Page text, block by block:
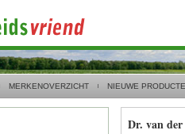
MERKENOVERZICHT NIEUWE
Dr. van